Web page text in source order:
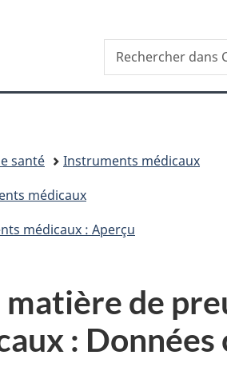
Rechercher
dans
santé
Instruments médicaux
médicaux
médicaux : Aperçu
de
: Données